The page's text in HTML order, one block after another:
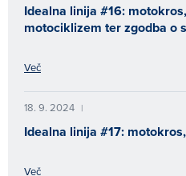
Idealna linija #16:
motociklizem ter zgodba o
Več
18. 9. 2024 |
Idealna linija #17:
Več